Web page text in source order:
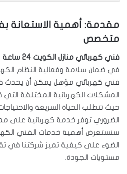
مقدمة: أهمية الاستعانة
متخصص
فني كهربائي منازل الكويت 24 ساعة
في ضمان سلامة وفعالية النظام
فني كهربائي مؤهل يمكن أن يحدث
المشكلات الكهربائية المختلفة
حيث تتطلب الحياة السريعة
الضروري توفر خدمة كهربائية على
سنستعرض أهمية خدمات الفني
الضوء على كيفية تميز شركتنا في
مستويات الجودة.